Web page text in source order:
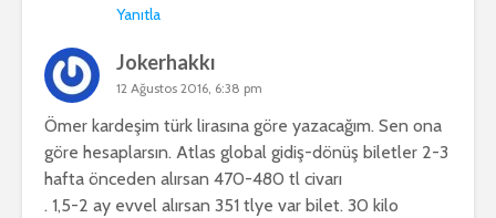
Yanıtla
Jokerhakkı
12 Ağustos 2016, 6:38 pm
Ömer kardeşim türk lirasına göre yazacağım. Sen ona
göre hesaplarsın. Atlas global gidiş-dönüş biletler 2-3
hafta önceden alırsan 470-480 tl civarı
. 1,5-2 ay evvel alırsan 351 tlye var bilet. 30 kilo